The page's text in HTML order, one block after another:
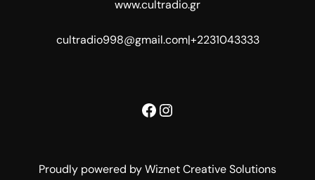
www.cultradio.gr
cultradio998@gmail.com|+2231043333
Facebook
Instagram
Proudly powered by Wiznet Creative Solutions